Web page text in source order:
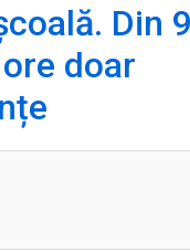
Din
doar